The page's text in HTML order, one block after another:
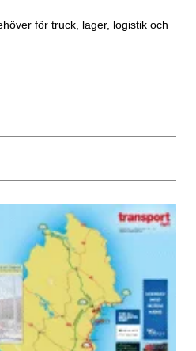
för truck, lager, logistik och